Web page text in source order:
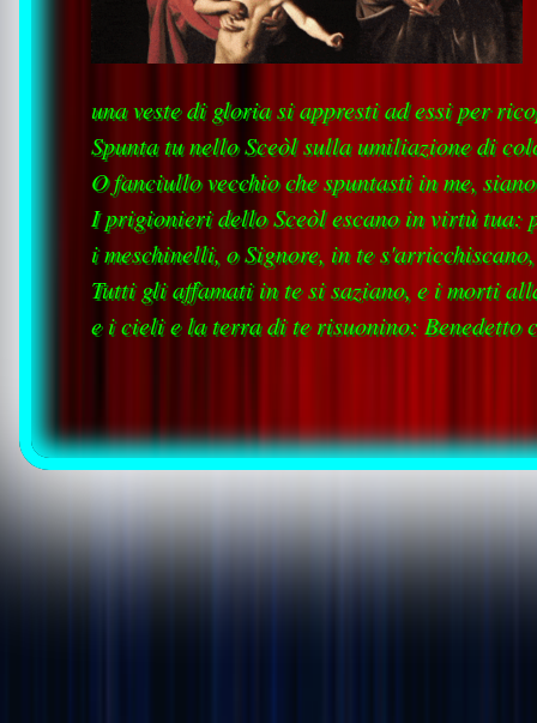
una veste di gloria si appresti ad essi per
Spunta tu nello Sceòl sulla umiliazione di
O fanciullo vecchio che spuntasti in me,
I prigionieri dello Sceòl escano in virtù tua:
i meschinelli, o Signore, in te
Tutti gli affamati in te si saziano, e i morti
e i cieli e la terra di te risuonino: